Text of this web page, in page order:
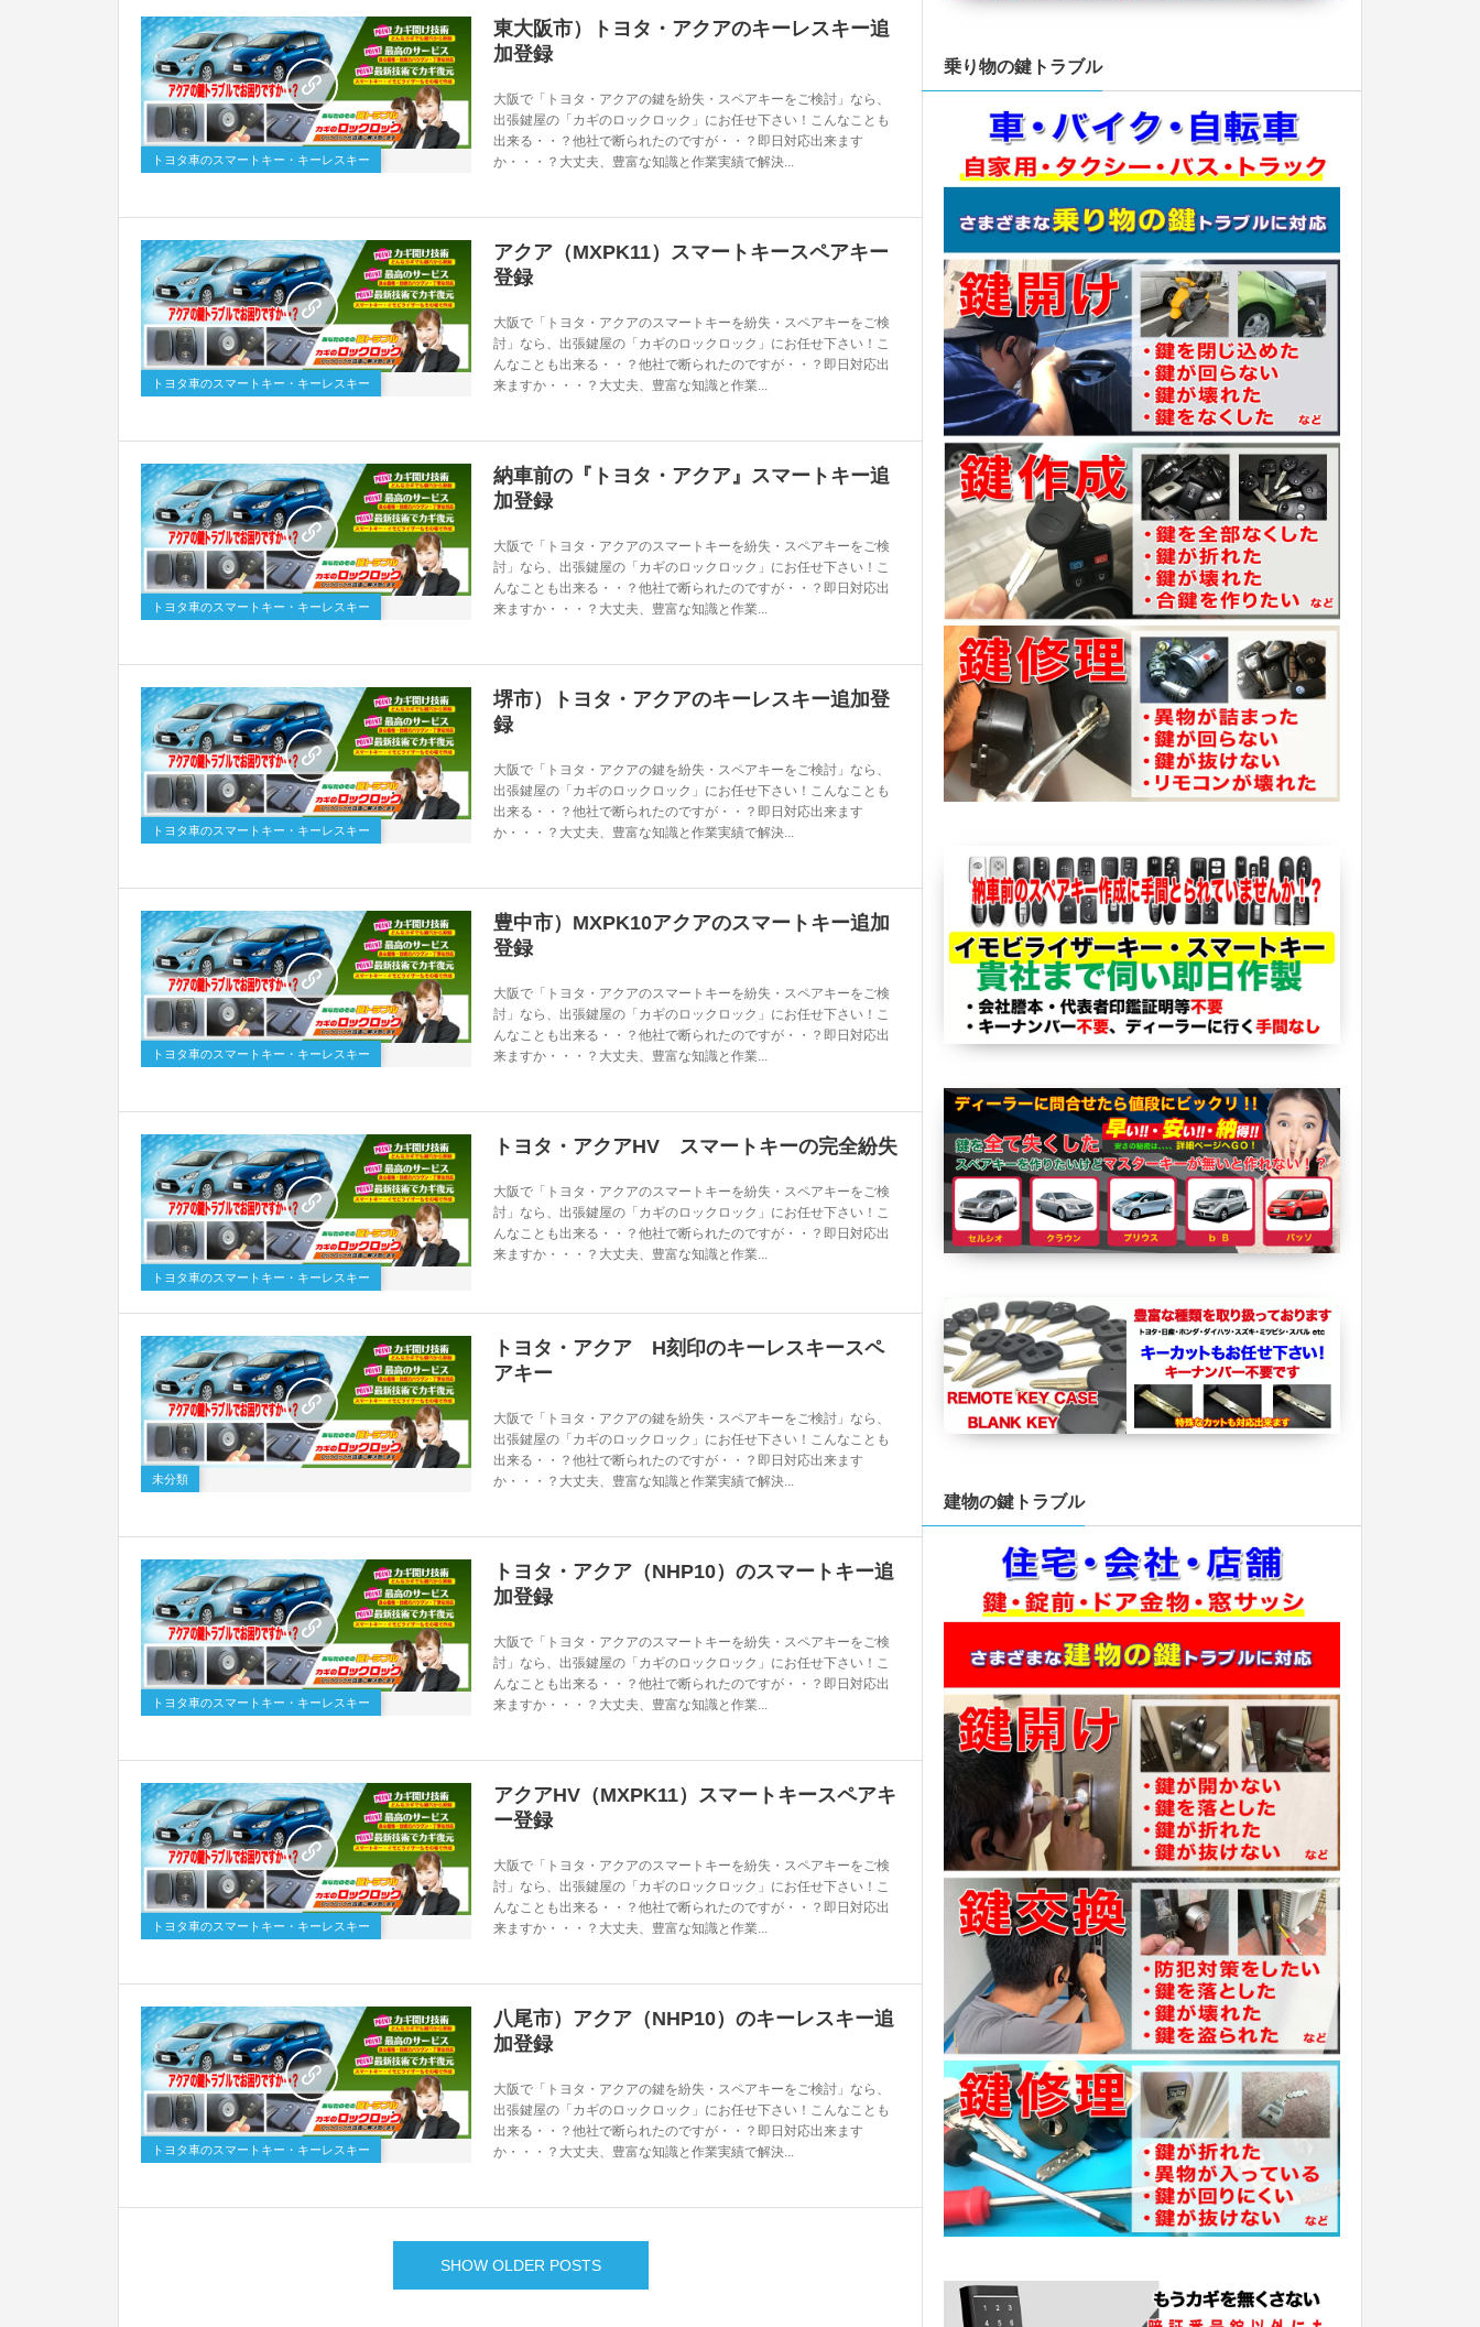
トヨタ車のスマートキー・キーレスキー
東大阪市）トヨタ・アクアのキーレスキー追
加登録
大阪で「トヨタ・アクアの鍵を紛失・スペアキーをご検討」なら、
出張鍵屋の「カギのロックロック」にお任せ下さい！こんなことも
出来る・・？他社で断られたのですが・・？即日対応出来ます
か・・・？大丈夫、豊富な知識と作業実績で解決...
トヨタ車のスマートキー・キーレスキー
アクア（MXPK11）スマートキースペアキー
登録
大阪で「トヨタ・アクアのスマートキーを紛失・スペアキーをご検
討」なら、出張鍵屋の「カギのロックロック」にお任せ下さい！こ
んなことも出来る・・？他社で断られたのですが・・？即日対応出
来ますか・・・？大丈夫、豊富な知識と作業...
トヨタ車のスマートキー・キーレスキー
納車前の『トヨタ・アクア』スマートキー追
加登録
大阪で「トヨタ・アクアのスマートキーを紛失・スペアキーをご検
討」なら、出張鍵屋の「カギのロックロック」にお任せ下さい！こ
んなことも出来る・・？他社で断られたのですが・・？即日対応出
来ますか・・・？大丈夫、豊富な知識と作業...
トヨタ車のスマートキー・キーレスキー
堺市）トヨタ・アクアのキーレスキー追加登
録
大阪で「トヨタ・アクアの鍵を紛失・スペアキーをご検討」なら、
出張鍵屋の「カギのロックロック」にお任せ下さい！こんなことも
出来る・・？他社で断られたのですが・・？即日対応出来ます
か・・・？大丈夫、豊富な知識と作業実績で解決...
トヨタ車のスマートキー・キーレスキー
豊中市）MXPK10アクアのスマートキー追加
登録
大阪で「トヨタ・アクアのスマートキーを紛失・スペアキーをご検
討」なら、出張鍵屋の「カギのロックロック」にお任せ下さい！こ
んなことも出来る・・？他社で断られたのですが・・？即日対応出
来ますか・・・？大丈夫、豊富な知識と作業...
トヨタ車のスマートキー・キーレスキー
トヨタ・アクアHV スマートキーの完全紛失
大阪で「トヨタ・アクアのスマートキーを紛失・スペアキーをご検
討」なら、出張鍵屋の「カギのロックロック」にお任せ下さい！こ
んなことも出来る・・？他社で断られたのですが・・？即日対応出
来ますか・・・？大丈夫、豊富な知識と作業...
未分類
トヨタ・アクア H刻印のキーレスキースペ
アキー
大阪で「トヨタ・アクアの鍵を紛失・スペアキーをご検討」なら、
出張鍵屋の「カギのロックロック」にお任せ下さい！こんなことも
出来る・・？他社で断られたのですが・・？即日対応出来ます
か・・・？大丈夫、豊富な知識と作業実績で解決...
トヨタ車のスマートキー・キーレスキー
トヨタ・アクア（NHP10）のスマートキー追
加登録
大阪で「トヨタ・アクアのスマートキーを紛失・スペアキーをご検
討」なら、出張鍵屋の「カギのロックロック」にお任せ下さい！こ
んなことも出来る・・？他社で断られたのですが・・？即日対応出
来ますか・・・？大丈夫、豊富な知識と作業...
トヨタ車のスマートキー・キーレスキー
アクアHV（MXPK11）スマートキースペアキ
ー登録
大阪で「トヨタ・アクアのスマートキーを紛失・スペアキーをご検
討」なら、出張鍵屋の「カギのロックロック」にお任せ下さい！こ
んなことも出来る・・？他社で断られたのですが・・？即日対応出
来ますか・・・？大丈夫、豊富な知識と作業...
トヨタ車のスマートキー・キーレスキー
八尾市）アクア（NHP10）のキーレスキー追
加登録
大阪で「トヨタ・アクアの鍵を紛失・スペアキーをご検討」なら、
出張鍵屋の「カギのロックロック」にお任せ下さい！こんなことも
出来る・・？他社で断られたのですが・・？即日対応出来ます
か・・・？大丈夫、豊富な知識と作業実績で解決...
SHOW OLDER POSTS
乗り物の鍵トラブル
建物の鍵トラブル